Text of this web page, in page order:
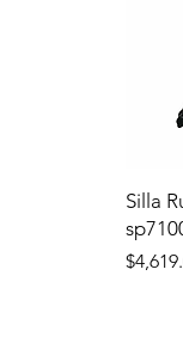
Silla
Precio